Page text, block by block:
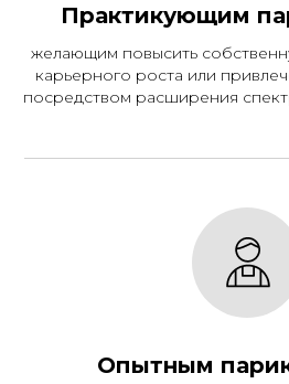
Практикующим
желающим повысить
карьерного роста или
посредством расширения
Опытным